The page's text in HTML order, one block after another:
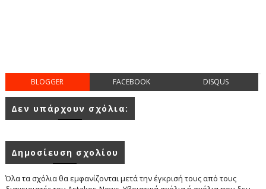
BLOGGER FACEBOOK DISQUS
Δεν υπάρχουν σχόλια:
Δημοσίευση σχολίου
Όλα τα σχόλια θα εμφανίζονται μετά την έγκρισή τους από τους